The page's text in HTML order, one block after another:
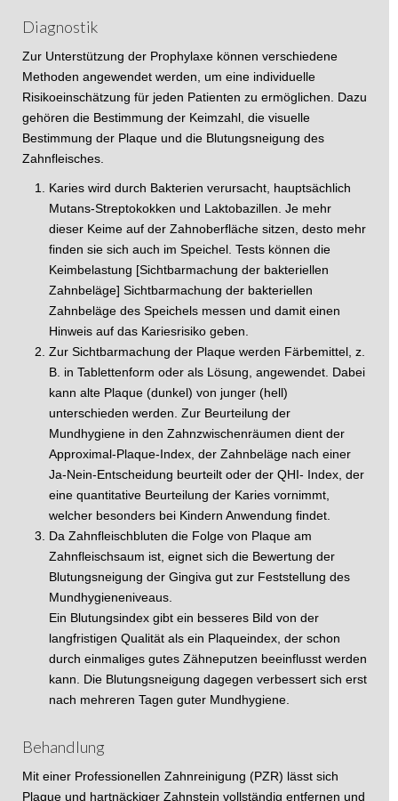
Diagnostik
Zur Unterstützung der Prophylaxe können verschiedene
Methoden angewendet werden, um eine individuelle
Risikoeinschätzung für jeden Patienten zu ermöglichen. Dazu
gehören die Bestimmung der Keimzahl, die visuelle
Bestimmung der Plaque und die Blutungsneigung des
Zahnfleisches.
Karies wird durch Bakterien verursacht, hauptsächlich
Mutans-Streptokokken und Laktobazillen. Je mehr
dieser Keime auf der Zahnoberfläche sitzen, desto mehr
finden sie sich auch im Speichel. Tests können die
Keimbelastung [Sichtbarmachung der bakteriellen
Zahnbeläge] Sichtbarmachung der bakteriellen
Zahnbeläge des Speichels messen und damit einen
Hinweis auf das Kariesrisiko geben.
Zur Sichtbarmachung der Plaque werden Färbemittel, z.
B. in Tablettenform oder als Lösung, angewendet. Dabei
kann alte Plaque (dunkel) von junger (hell)
unterschieden werden. Zur Beurteilung der
Mundhygiene in den Zahnzwischenräumen dient der
Approximal-Plaque-Index, der Zahnbeläge nach einer
Ja-Nein-Entscheidung beurteilt oder der QHI- Index, der
eine quantitative Beurteilung der Karies vornimmt,
welcher besonders bei Kindern Anwendung findet.
Da Zahnfleischbluten die Folge von Plaque am
Zahnfleischsaum ist, eignet sich die Bewertung der
Blutungsneigung der Gingiva gut zur Feststellung des
Mundhygieneniveaus.
Ein Blutungsindex gibt ein besseres Bild von der
langfristigen Qualität als ein Plaqueindex, der schon
durch einmaliges gutes Zähneputzen beeinflusst werden
kann. Die Blutungsneigung dagegen verbessert sich erst
nach mehreren Tagen guter Mundhygiene.
Behandlung
Mit einer Professionellen Zahnreinigung (PZR) lässt sich
Plaque und hartnäckiger Zahnstein vollständig entfernen und